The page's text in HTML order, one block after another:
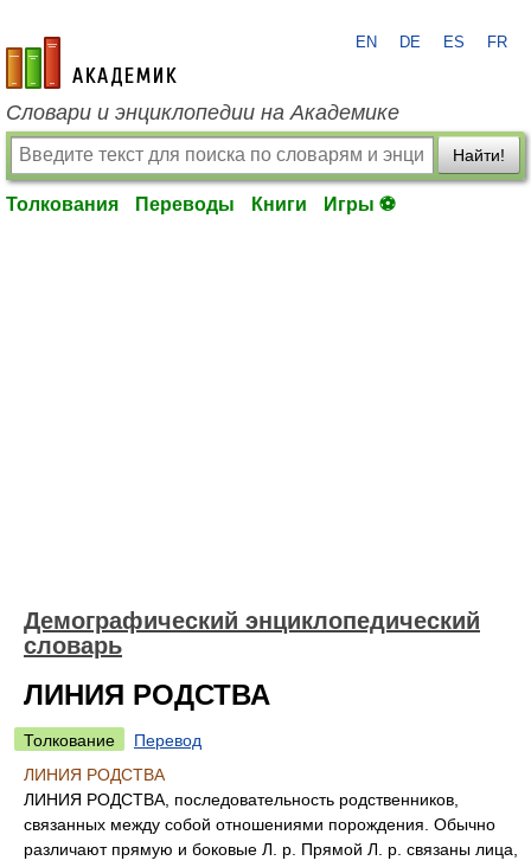
academic.ru
EN DE ES FR
Словари и энциклопедии на Академике
Найти!
Толкования Переводы Книги Игры ⚽
Демографический энциклопедический
словарь
ЛИНИЯ РОДСТВА
Толкование
Перевод
ЛИНИЯ РОДСТВА
ЛИНИЯ РОДСТВА, последовательность родственников,
связанных между собой отношениями порождения. Обычно
различают прямую и боковые Л. р. Прямой Л. р. связаны лица,